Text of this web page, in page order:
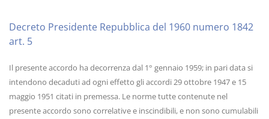
Decreto Presidente Repubblica del 1960 numero 1842
art. 5
Il presente accordo ha decorrenza dal 1° gennaio 1959; in pari data si
intendono decaduti ad ogni effetto gli accordi 29 ottobre 1947 e 15
maggio 1951 citati in premessa. Le norme tutte contenute nel
presente accordo sono correlative e inscindibili, e non sono cumulabili